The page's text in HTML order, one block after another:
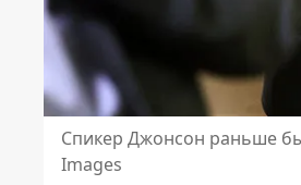
Спикер Джонсон раньше
Images